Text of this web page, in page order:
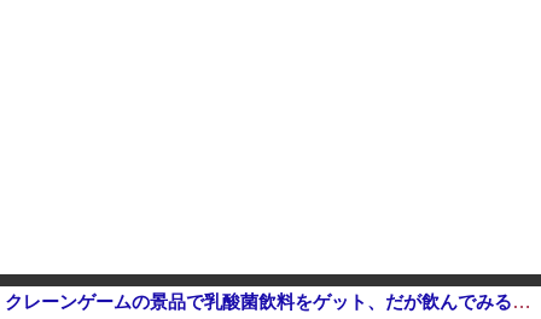
クレーンゲームの景品で乳酸菌飲料をゲット、だが飲んでみると妙に酸っぱくて体調が悪化してしまい……